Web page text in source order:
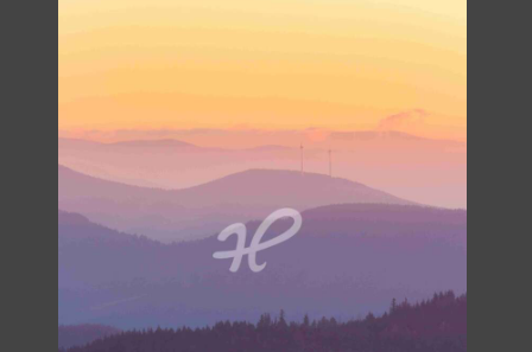
LED-LEUCHTBILDER
WIR DRUCKEN IHR BILD
AUSSTELLUNGEN
HEIMATLICHTER